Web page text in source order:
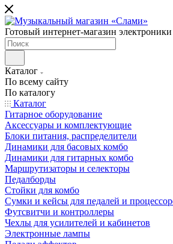
Готовый интернет-магазин электроники
Каталог
По всему сайту
По каталогу
Каталог
Гитарное оборудование
Аксессуары и комплектующие
Блоки питания, распределители
Динамики для басовых комбо
Динамики для гитарных комбо
Маршрутизаторы и селекторы
Педалборды
Стойки для комбо
Сумки и кейсы для педалей и
Футсвитчи и контроллеры
Чехлы для усилителей и кабинетов
Электронные лампы